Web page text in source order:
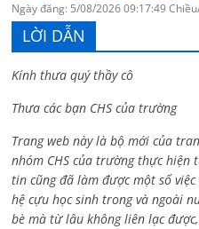
Ngày đăng: 5/08/2026 09:17:49
LỜI DẪN
Kính thưa quý thầy cô
Thưa các bạn CHS của trường
Trang web này là bộ mới của
nhóm CHS của trường thực hiện
tin cũng đã làm được một số
hệ cựu học sinh trong và ngoài
bè mà từ lâu không liên lạc